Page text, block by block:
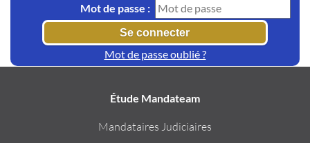
Mot de passe :
Mot de passe oublié ?
Étude Mandateam
Mandataires Judiciaires